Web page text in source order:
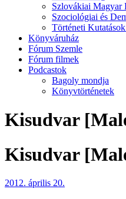
Szlovákiai Magyar
Szociológiai és
Történeti
Könyváruház
Fórum Szemle
Fórum filmek
Podcastok
Bagoly mondja
Könyvtörténetek
Kisudvar
Kisudvar
2012. április 20.